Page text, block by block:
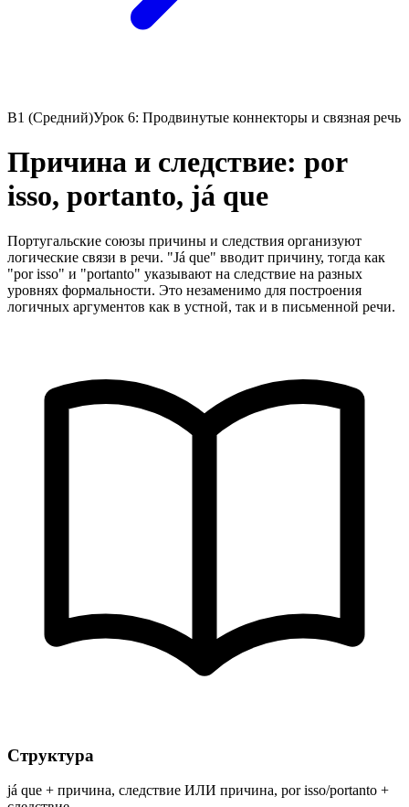
B1 (Средний)Урок 6: Продвинутые коннекторы и связная речь
Причина и следствие: por
isso, portanto, já que
Португальские союзы причины и следствия организуют
логические связи в речи. "Já que" вводит причину, тогда как
"por isso" и "portanto" указывают на следствие на разных
уровнях формальности. Это незаменимо для построения
логичных аргументов как в устной, так и в письменной речи.
Структура
já que + причина, следствие ИЛИ причина, por isso/portanto +